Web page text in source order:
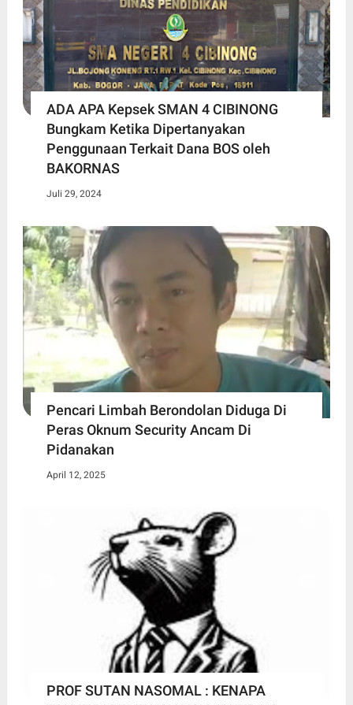
ADA APA Kepsek SMAN 4 CIBINONG
Bungkam Ketika Dipertanyakan
Penggunaan Terkait Dana BOS oleh
BAKORNAS
Juli 29, 2024
Pencari Limbah Berondolan Diduga Di
Peras Oknum Security Ancam Di
Pidanakan
April 12, 2025
PROF SUTAN NASOMAL : KENAPA